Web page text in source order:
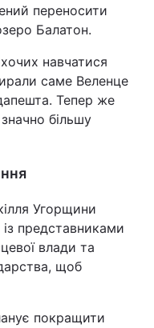
переносити
Балатон.
навчатися
саме Веленце
Тепер же
більшу
Угорщини
представниками
влади та
щоб
покращити